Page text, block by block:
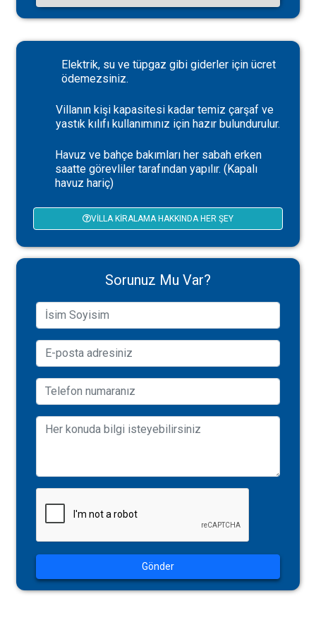
Elektrik, su ve tüpgaz gibi giderler için ücret
ödemezsiniz.
Villanın kişi kapasitesi kadar temiz çarşaf ve
yastık kılıfı kullanımınız için hazır bulundurulur.
Havuz ve bahçe bakımları her sabah erken
saatte görevliler tarafından yapılır. (Kapalı
havuz hariç)
VILLA KIRALAMA HAKKINDA HER ŞEY
Sorunuz Mu Var?
Gönder